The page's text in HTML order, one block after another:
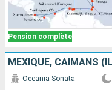
Pension complète
Oceania Sonata